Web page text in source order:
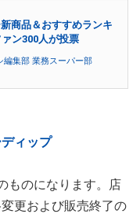
商品＆おすすめランキ
ン300人が投票
編集部 業務スーパー部
ィップ
ものになります。店
更および販売終了の